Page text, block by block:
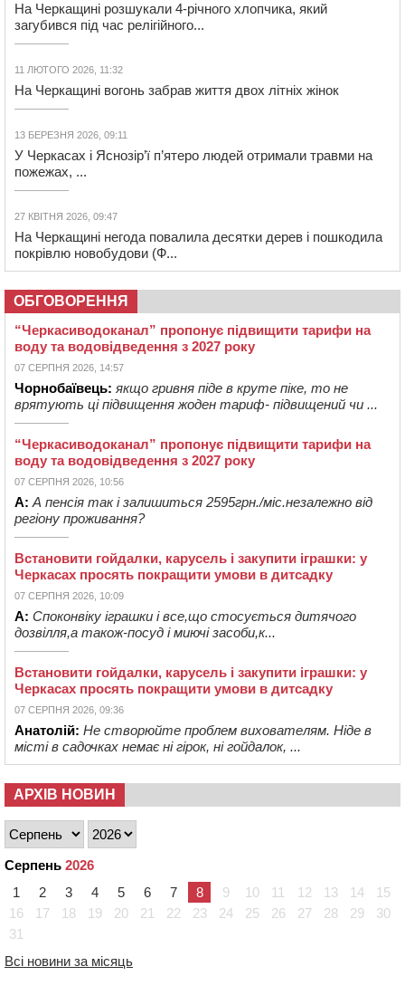
На Черкащині розшукали 4-річного хлопчика, який
загубився під час релігійного...
11 ЛЮТОГО 2026, 11:32
На Черкащині вогонь забрав життя двох літніх жінок
13 БЕРЕЗНЯ 2026, 09:11
У Черкасах і Яснозір’ї п’ятеро людей отримали травми на
пожежах, ...
27 КВІТНЯ 2026, 09:47
На Черкащині негода повалила десятки дерев і пошкодила
покрівлю новобудови (Ф...
ОБГОВОРЕННЯ
“Черкасиводоканал” пропонує підвищити тарифи на
воду та водовідведення з 2027 року
07 СЕРПНЯ 2026, 14:57
Чорнобаївець: якщо гривня піде в круте піке, то не
врятують ці підвищення жоден тариф- підвищений чи ...
“Черкасиводоканал” пропонує підвищити тарифи на
воду та водовідведення з 2027 року
07 СЕРПНЯ 2026, 10:56
А: А пенсія так і залишиться 2595грн./міс.незалежно від
регіону проживання?
Встановити гойдалки, карусель і закупити іграшки: у
Черкасах просять покращити умови в дитсадку
07 СЕРПНЯ 2026, 10:09
А: Споконвіку іграшки і все,що стосується дитячого
дозвілля,а також-посуд і миючі засоби,к...
Встановити гойдалки, карусель і закупити іграшки: у
Черкасах просять покращити умови в дитсадку
07 СЕРПНЯ 2026, 09:36
Анатолій: Не створюйте проблем вихователям. Ніде в
місті в садочках немає ні гірок, ні гойдалок, ...
АРХІВ НОВИН
Серпень 2026
1
2 3 4 5 6 7 8 9 10 11 12 13 14
15
16
17 18 19 20 21 22 23 24 25 26 27 28 29
30
31
Всі новини за місяць